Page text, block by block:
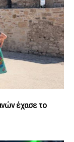
έχασε το